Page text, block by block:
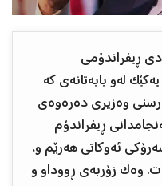
ڕيفراندۆمی
لەو بابەتانەی کە
وەزيری دەرەوەی
ڕيفراندۆم
ئەوکاتی هەرێم و،
وەک زۆربەی ڕووداو و